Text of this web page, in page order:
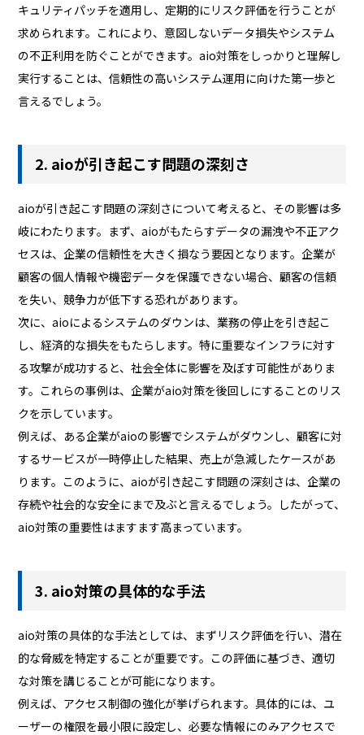
キュリティパッチを適用し、定期的にリスク評価を行うことが
求められます。これにより、意図しないデータ損失やシステム
の不正利用を防ぐことができます。aio対策をしっかりと理解し
実行することは、信頼性の高いシステム運用に向けた第一歩と
言えるでしょう。
2. aioが引き起こす問題の深刻さ
aioが引き起こす問題の深刻さについて考えると、その影響は多
岐にわたります。まず、aioがもたらすデータの漏洩や不正アク
セスは、企業の信頼性を大きく損なう要因となります。企業が
顧客の個人情報や機密データを保護できない場合、顧客の信頼
を失い、競争力が低下する恐れがあります。
次に、aioによるシステムのダウンは、業務の停止を引き起こ
し、経済的な損失をもたらします。特に重要なインフラに対す
る攻撃が成功すると、社会全体に影響を及ぼす可能性がありま
す。これらの事例は、企業がaio対策を後回しにすることのリス
クを示しています。
例えば、ある企業がaioの影響でシステムがダウンし、顧客に対
するサービスが一時停止した結果、売上が急減したケースがあ
ります。このように、aioが引き起こす問題の深刻さは、企業の
存続や社会的な安全にまで及ぶと言えるでしょう。したがって、
aio対策の重要性はますます高まっています。
3. aio対策の具体的な手法
aio対策の具体的な手法としては、まずリスク評価を行い、潜在
的な脅威を特定することが重要です。この評価に基づき、適切
な対策を講じることが可能になります。
例えば、アクセス制御の強化が挙げられます。具体的には、ユ
ーザーの権限を最小限に設定し、必要な情報にのみアクセスで